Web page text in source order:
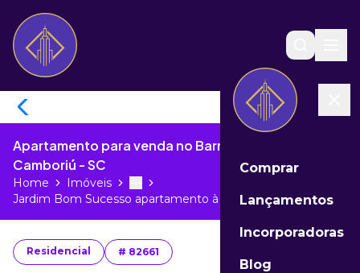
Comprar
Lançamentos
Incorporadoras
Blog
Apartamento para venda no Barra de Balneário
Camboriú - SC
Home Imóveis More
Toggle menu
Jardim Bom Sucesso apartamento à ve...
Residencial # 82661